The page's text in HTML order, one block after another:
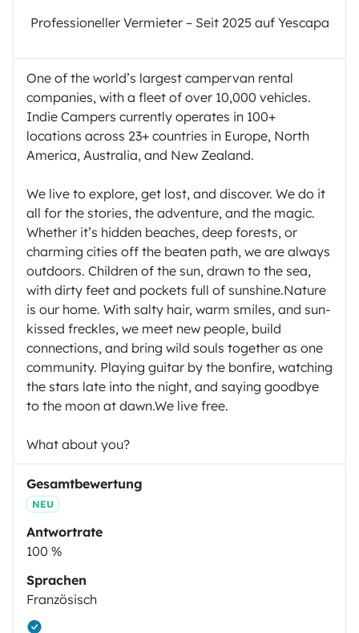
Professioneller Vermieter – Seit 2025 auf Yescapa
One of the world’s largest campervan rental
companies, with a fleet of over 10,000 vehicles.
Indie Campers currently operates in 100+
locations across 23+ countries in Europe, North
America, Australia, and New Zealand.
We live to explore, get lost, and discover. We do it
all for the stories, the adventure, and the magic.
Whether it’s hidden beaches, deep forests, or
charming cities off the beaten path, we are always
outdoors. Children of the sun, drawn to the sea,
with dirty feet and pockets full of sunshine.Nature
is our home. With salty hair, warm smiles, and sun-
kissed freckles, we meet new people, build
connections, and bring wild souls together as one
community. Playing guitar by the bonfire, watching
the stars late into the night, and saying goodbye
to the moon at dawn.We live free.
What about you?
Gesamtbewertung
NEU
Antwortrate
100 %
Sprachen
Französisch